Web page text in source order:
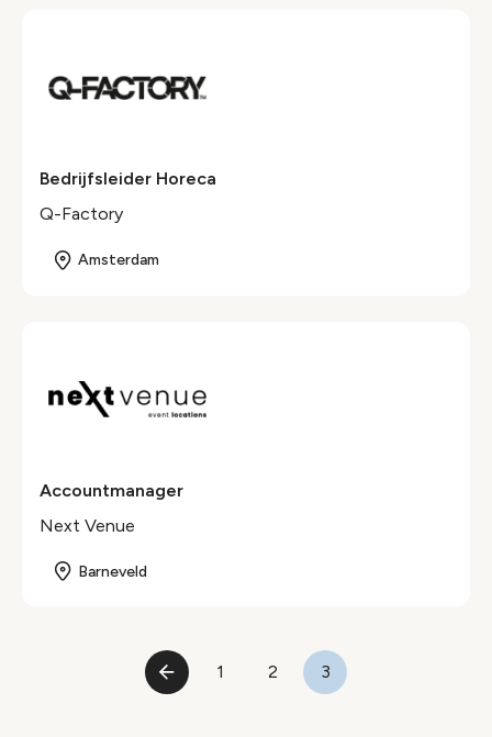
Bedrijfsleider Horeca
Q-Factory
Amsterdam
Accountmanager
Next Venue
Barneveld
Vorige
Pagina
1
Pagina
2
Pagina
3